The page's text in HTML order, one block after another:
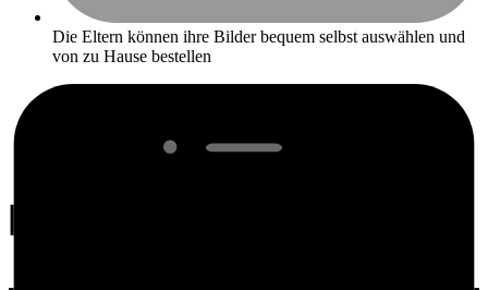
Die Eltern können ihre Bilder bequem selbst auswählen und
von zu Hause bestellen